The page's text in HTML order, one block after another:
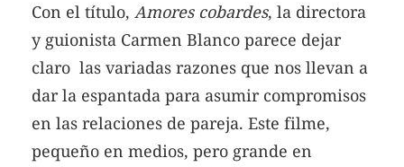
Con el título, Amores cobardes, la directora
y guionista Carmen Blanco parece dejar
claro las variadas razones que nos llevan a
dar la espantada para asumir compromisos
en las relaciones de pareja. Este filme,
pequeño en medios, pero grande en